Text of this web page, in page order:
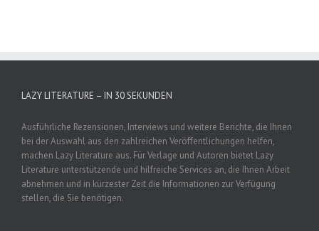
LAZY LITERATURE – IN 30 SEKUNDEN
Ausführliche Rezensionen, Interviews und weitere Berichte, die Ihnen
bei der Auswahl aus den zahlreichen Veröffentlichungen helfen,
machen Lazy Literature aus. Für Verlage und Autoren bietet Lazy
Literature unterstützende und hilfreiche Services an, die Ihnen Arbeit
abnehmen und in kürzester Zeit die Informationen zur Verfügung
stellen, die Sie benötigen.